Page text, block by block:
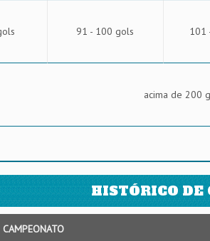
91 - 100 gols 101
acima de 200
HISTÓRICO DE
CAMPEONATO